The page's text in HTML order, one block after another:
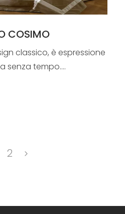
COSIMO
classico, è espressione
senza tempo....
2